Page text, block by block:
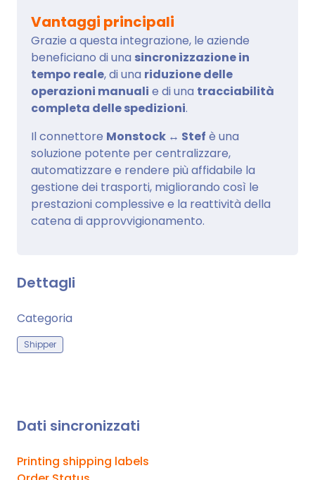
Vantaggi principali
Grazie a questa integrazione, le aziende
beneficiano di una sincronizzazione in
tempo reale, di una riduzione delle
operazioni manuali e di una tracciabilità
completa delle spedizioni.
Il connettore Monstock ↔ Stef è una
soluzione potente per centralizzare,
automatizzare e rendere più affidabile la
gestione dei trasporti, migliorando così le
prestazioni complessive e la reattività della
catena di approvvigionamento.
Dettagli
Categoria
Shipper
Dati sincronizzati
Printing shipping labels